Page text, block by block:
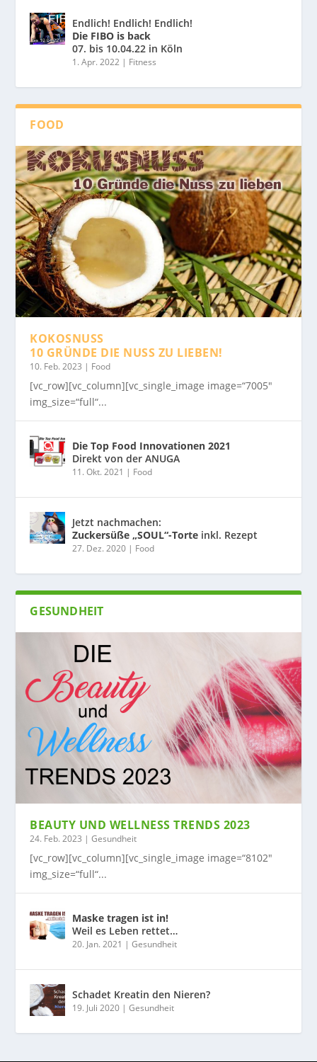
Endlich! Endlich! Endlich!
Die FIBO is back
07. bis 10.04.22 in Köln
1. Apr. 2022 | Fitness
FOOD
KOKOSNUSS
10 GRÜNDE DIE NUSS ZU LIEBEN!
10. Feb. 2023 | Food
[vc_row][vc_column][vc_single_image image=“7005″
img_size=“full“...
Die Top Food Innovationen 2021
Direkt von der ANUGA
11. Okt. 2021 | Food
Jetzt nachmachen:
Zuckersüße „SOUL“-Torte inkl. Rezept
27. Dez. 2020 | Food
GESUNDHEIT
BEAUTY UND WELLNESS TRENDS 2023
24. Feb. 2023 |Gesundheit
[vc_row][vc_column][vc_single_image image=“8102″
img_size=“full“...
Maske tragen ist in!
Weil es Leben rettet…
20. Jan. 2021 |Gesundheit
Schadet Kreatin den Nieren?
19. Juli 2020 |Gesundheit